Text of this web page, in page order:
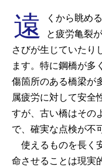
遠
くから眺め
と疲労亀裂
さびが生じていたり
ます。特に鋼橋が多
傷箇所のある橋梁が
属疲労に対して安全
すが、古い橋はその
で、確実な点検が不
使えるものを長く
命させることは現実